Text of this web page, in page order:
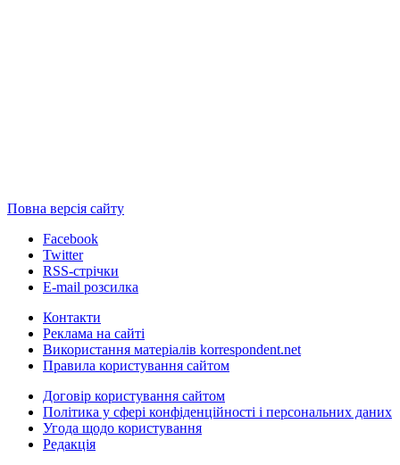
Повна версія сайту
Facebook
Twitter
RSS-стрічки
E-mail розсилка
Контакти
Реклама на сайті
Використання матеріалів korrespondent.net
Правила користування сайтом
Договір користування сайтом
Політика у сфері конфіденційності і персональних даних
Угода щодо користування
Редакція